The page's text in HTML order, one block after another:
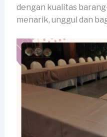
dengan kualitas
menarik, unggul dan